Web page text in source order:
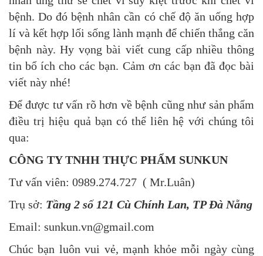
bệnh. Do đó bệnh nhân cần có chế độ ăn uống hợp
lí và kết hợp lối sống lành mạnh để chiến thắng căn
bệnh này. Hy vọng bài viết cung cấp nhiều thông
tin bổ ích cho các bạn. Cảm ơn các bạn đã đọc bài
viết này nhé!
Để được tư vấn rõ hơn về bệnh cũng như sản phẩm
điều trị hiệu quả bạn có thể liên hệ với chúng tôi
qua:
CÔNG TY TNHH THỰC PHẨM SUNKUN
Tư vấn viên: 0989.274.727 ( Mr.Luân)
Trụ sở: Tầng 2 số 121 Cù Chính Lan, TP Đà Nẵng
Email: sunkun.vn@gmail.com
Chúc bạn luôn vui vẻ, mạnh khỏe mỗi ngày cùng